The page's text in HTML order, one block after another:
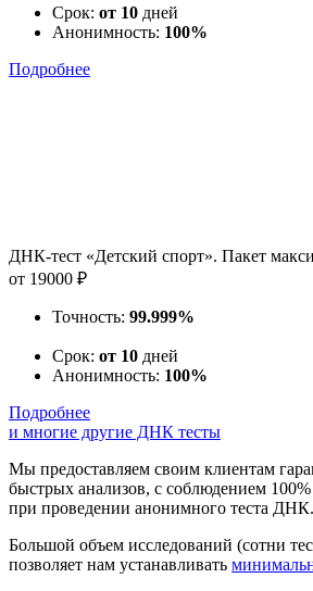
Срок: от 10 дней
Анонимность: 100%
Подробнее
ДНК-тест «Детский спорт». Пакет
от 19000 ₽
Точность: 99.999%
Срок: от 10 дней
Анонимность: 100%
Подробнее
и многие другие ДНК тесты
Мы предоставляем своим клиентам
быстрых анализов, с соблюдением
при проведении анонимного теста ДНК.
Большой объем исследований (сотни
позволяет нам устанавливать